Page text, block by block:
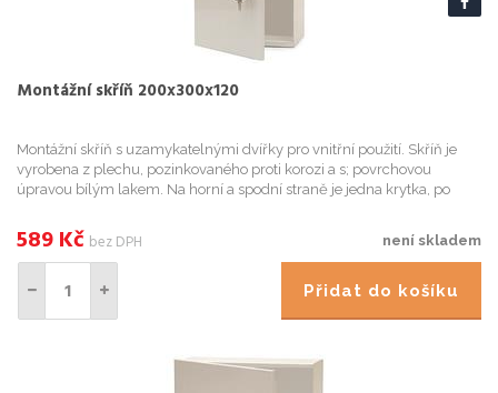
Montážní skříň 200x300x120
Montážní skříň s uzamykatelnými dvířky pro vnitřní použití. Skříň je
vyrobena z plechu, pozinkovaného proti korozi a s; povrchovou
úpravou bílým lakem. Na horní a spodní straně je jedna krytka, po
není skladem
589Kč bez DPH
Přidat do košíku